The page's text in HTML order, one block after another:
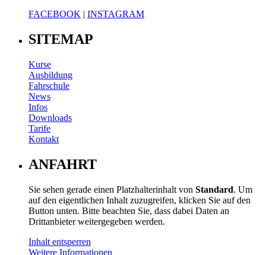
FACEBOOK | INSTAGRAM
SITEMAP
Kurse
Ausbildung
Fahrschule
News
Infos
Downloads
Tarife
Kontakt
ANFAHRT
Sie sehen gerade einen Platzhalterinhalt von Standard. Um
auf den eigentlichen Inhalt zuzugreifen, klicken Sie auf den
Button unten. Bitte beachten Sie, dass dabei Daten an
Drittanbieter weitergegeben werden.
Inhalt entsperren
Weitere Informationen